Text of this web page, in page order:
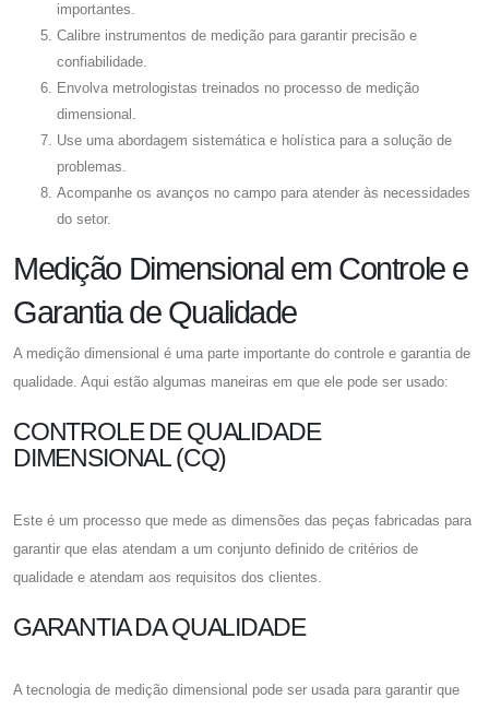
importantes.
Calibre instrumentos de medição para garantir precisão e
confiabilidade.
Envolva metrologistas treinados no processo de medição
dimensional.
Use uma abordagem sistemática e holística para a solução de
problemas.
Acompanhe os avanços no campo para atender às necessidades
do setor.
Medição Dimensional em Controle e
Garantia de Qualidade
A medição dimensional é uma parte importante do controle e garantia de
qualidade. Aqui estão algumas maneiras em que ele pode ser usado:
CONTROLE DE QUALIDADE
DIMENSIONAL (CQ)
Este é um processo que mede as dimensões das peças fabricadas para
garantir que elas atendam a um conjunto definido de critérios de
qualidade e atendam aos requisitos dos clientes.
GARANTIA DA QUALIDADE
A tecnologia de medição dimensional pode ser usada para garantir que